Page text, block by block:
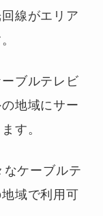
線がエリア
ブルテレビ
地域にサー
す。
ケーブルテ
域で利用可